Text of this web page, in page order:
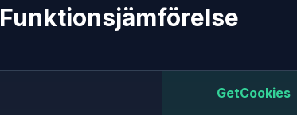
Funktionsjämförelse
GetCookies